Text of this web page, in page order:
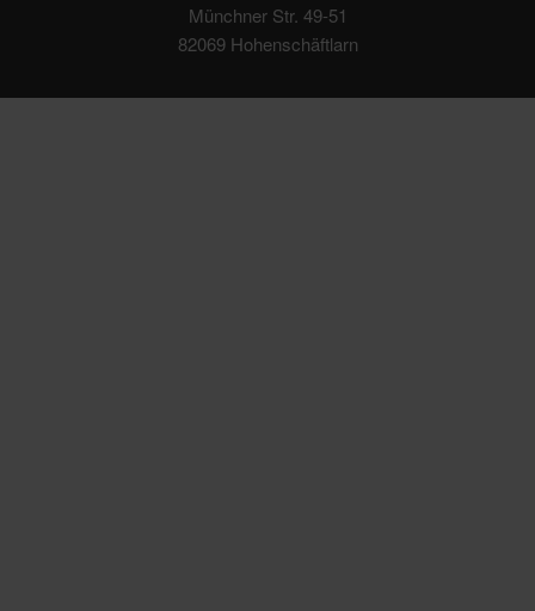
Münchner Str. 49-51
82069 Hohenschäftlarn